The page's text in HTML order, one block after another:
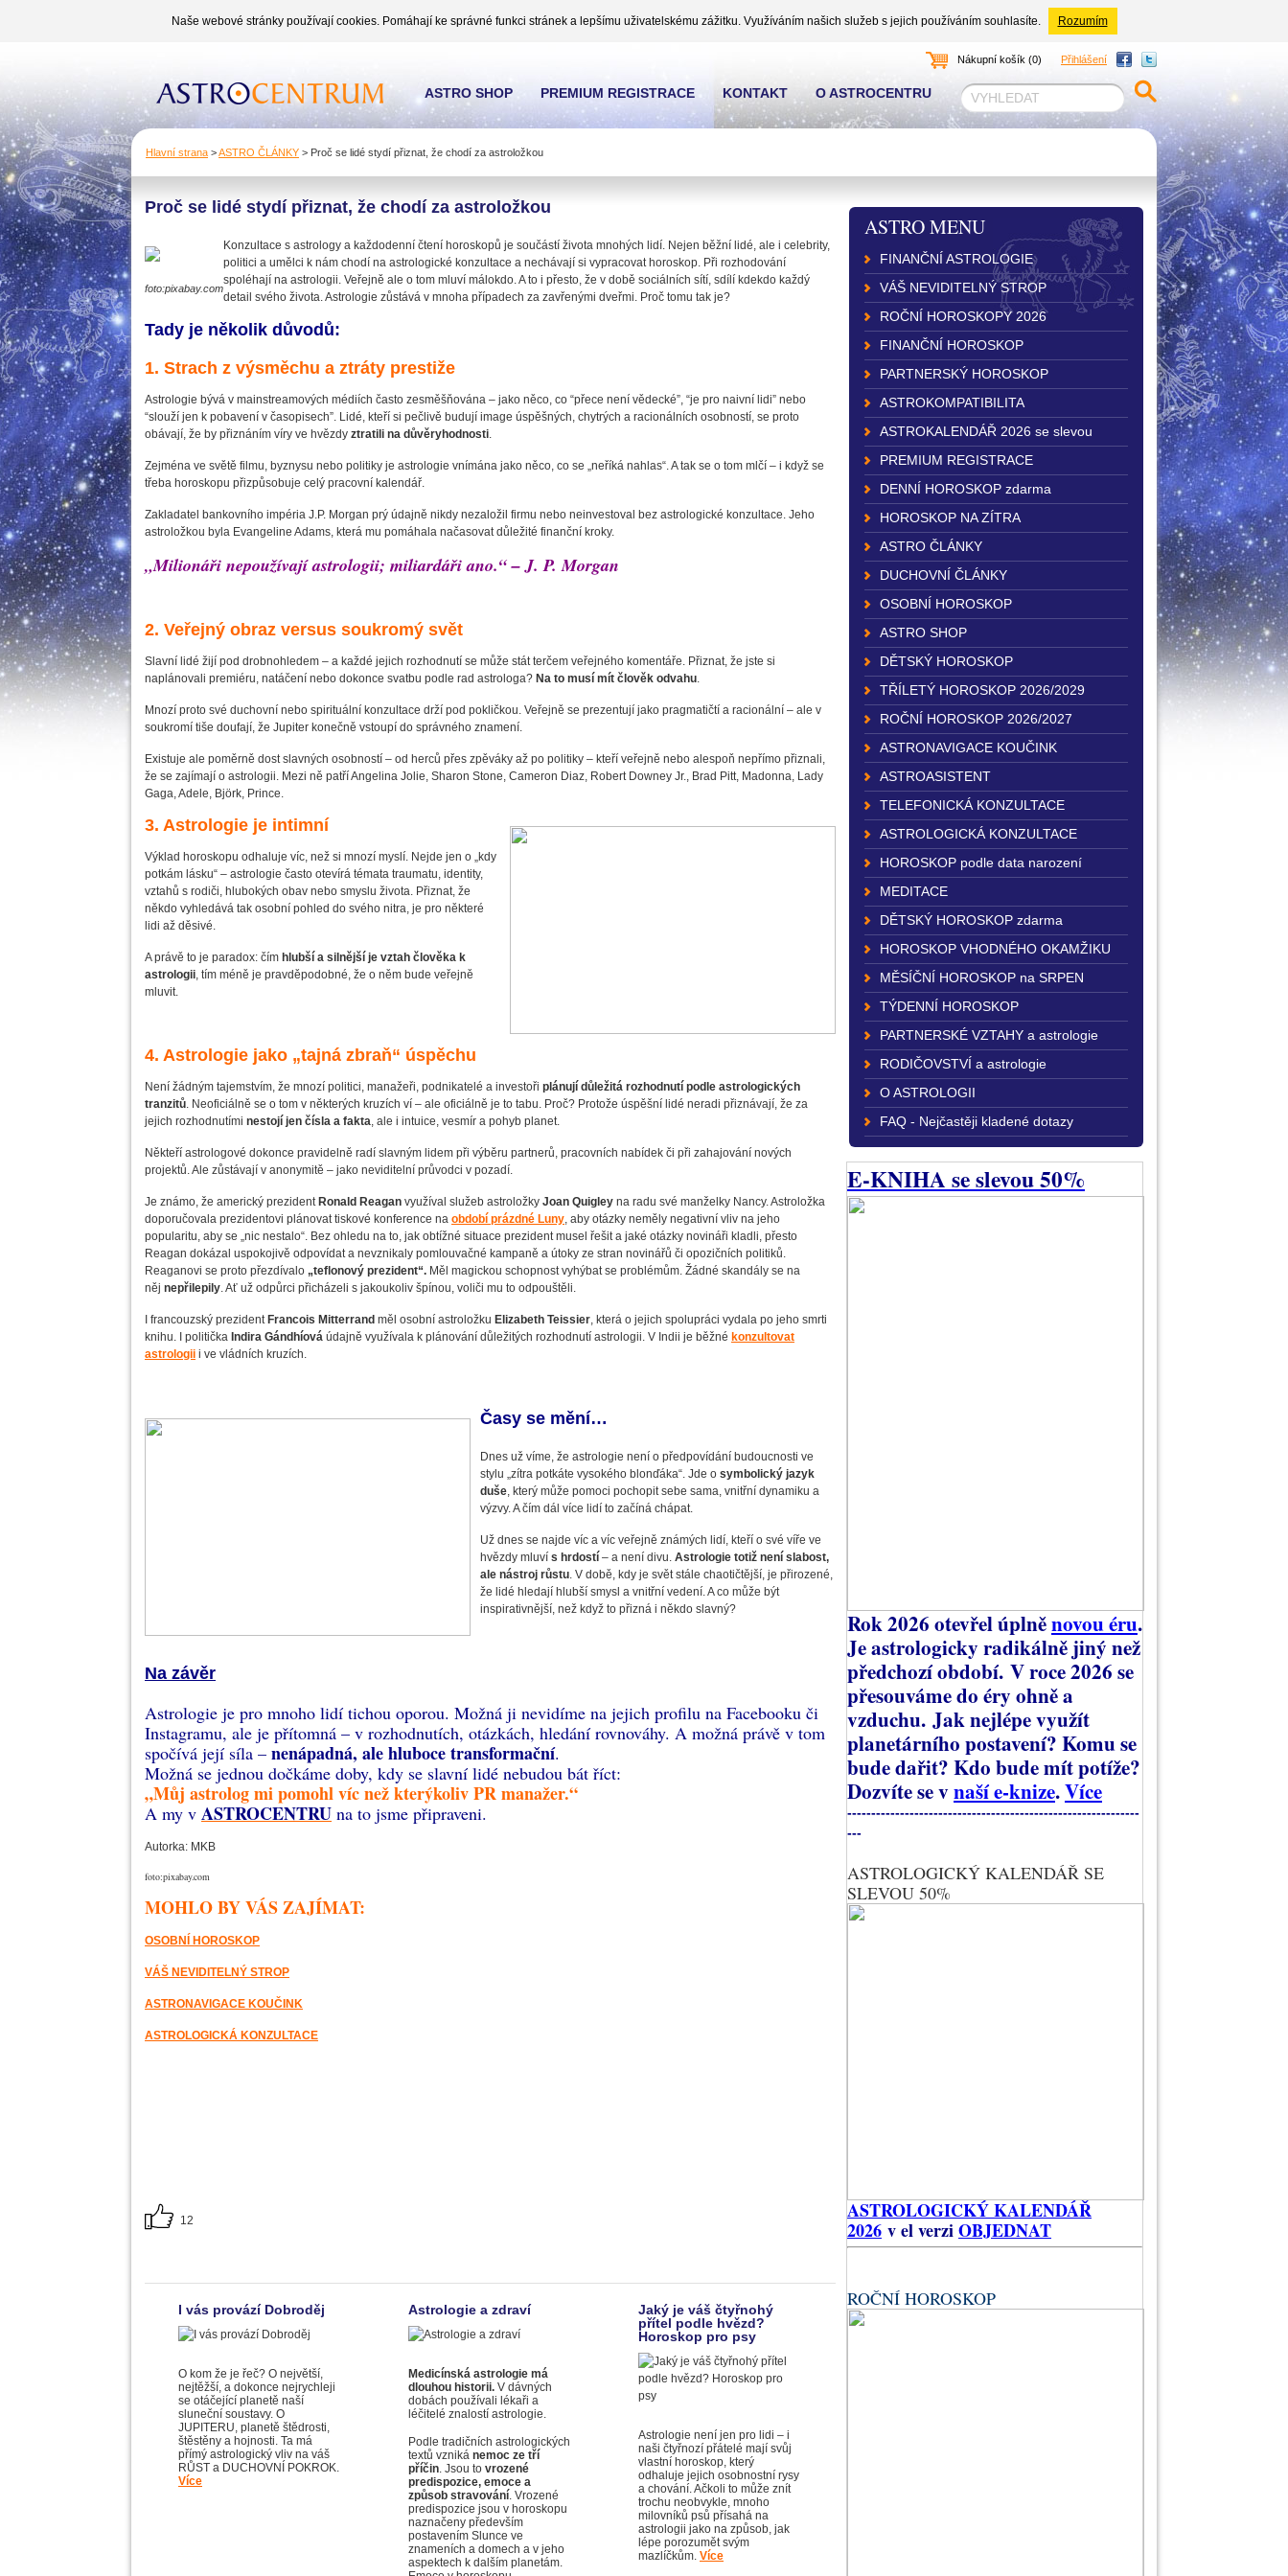
Naše webové stránky používají cookies. Pomáhají ke správné funkci stránek a lepšímu uživatelskému zážitku. Využíváním našich služeb s jejich používáním souhlasíte. Rozumím
Hlavní strana >ASTRO ČLÁNKY > Proč se lidé stydí přiznat, že chodí za astroložkou
Proč se lidé stydí přiznat, že chodí za astroložkou
foto:pixabay.com
Konzultace s astrology a každodenní čtení horoskopů je součástí života mnohých lidí. Nejen běžní lidé, ale i celebrity,
politici a umělci k nám chodí na astrologické konzultace a nechávají si vypracovat horoskop. Při rozhodování
spoléhají na astrologii. Veřejně ale o tom mluví málokdo. A to i přesto, že v době sociálních sítí, sdílí kdekdo každý
detail svého života. Astrologie zůstává v mnoha případech za zavřenými dveřmi. Proč tomu tak je?
Tady je několik důvodů:
1. Strach z výsměchu a ztráty prestiže
Astrologie bývá v mainstreamových médiích často zesměšňována – jako něco, co “přece není vědecké”, “je pro naivní lidi” nebo
“slouží jen k pobavení v časopisech”. Lidé, kteří si pečlivě budují image úspěšných, chytrých a racionálních osobností, se proto
obávají, že by přiznáním víry ve hvězdy ztratili na důvěryhodnosti.
Zejména ve světě filmu, byznysu nebo politiky je astrologie vnímána jako něco, co se „neříká nahlas“. A tak se o tom mlčí – i když se
třeba horoskopu přizpůsobuje celý pracovní kalendář.
Zakladatel bankovního impéria J.P. Morgan prý údajně nikdy nezaložil firmu nebo neinvestoval bez astrologické konzultace. Jeho
astroložkou byla Evangeline Adams, která mu pomáhala načasovat důležité finanční kroky.
„Milionáři nepoužívají astrologii; miliardáři ano.“ – J. P. Morgan
2. Veřejný obraz versus soukromý svět
Slavní lidé žijí pod drobnohledem – a každé jejich rozhodnutí se může stát terčem veřejného komentáře. Přiznat, že jste si
naplánovali premiéru, natáčení nebo dokonce svatbu podle rad astrologa? Na to musí mít člověk odvahu.
Mnozí proto své duchovní nebo spirituální konzultace drží pod pokličkou. Veřejně se prezentují jako pragmatičtí a racionální – ale v
soukromí tiše doufají, že Jupiter konečně vstoupí do správného znamení.
Existuje ale poměrně dost slavných osobností – od herců přes zpěváky až po politiky – kteří veřejně nebo alespoň nepřímo přiznali,
že se zajímají o astrologii. Mezi ně patří Angelina Jolie, Sharon Stone, Cameron Diaz, Robert Downey Jr., Brad Pitt, Madonna, Lady
Gaga, Adele, Björk, Prince.
3. Astrologie je intimní
Výklad horoskopu odhaluje víc, než si mnozí myslí. Nejde jen o „kdy
potkám lásku“ – astrologie často otevírá témata traumatu, identity,
vztahů s rodiči, hlubokých obav nebo smyslu života. Přiznat, že
někdo vyhledává tak osobní pohled do svého nitra, je pro některé
lidi až děsivé.
A právě to je paradox: čím hlubší a silnější je vztah člověka k
astrologii, tím méně je pravděpodobné, že o něm bude veřejně
mluvit.
4. Astrologie jako „tajná zbraň“ úspěchu
Není žádným tajemstvím, že mnozí politici, manažeři, podnikatelé a investoři plánují důležitá rozhodnutí podle astrologických
tranzitů. Neoficiálně se o tom v některých kruzích ví – ale oficiálně je to tabu. Proč? Protože úspěšní lidé neradi přiznávají, že za
jejich rozhodnutími nestojí jen čísla a fakta, ale i intuice, vesmír a pohyb planet.
Někteří astrologové dokonce pravidelně radí slavným lidem při výběru partnerů, pracovních nabídek či při zahajování nových
projektů. Ale zůstávají v anonymitě – jako neviditelní průvodci v pozadí.
Je známo, že americký prezident Ronald Reagan využíval služeb astroložky Joan Quigley na radu své manželky Nancy. Astroložka
doporučovala prezidentovi plánovat tiskové konference na období prázdné Luny, aby otázky neměly negativní vliv na jeho
popularitu, aby se „nic nestalo“. Bez ohledu na to, jak obtížné situace prezident musel řešit a jaké otázky novináři kladli, přesto
Reagan dokázal uspokojivě odpovídat a nevznikaly pomlouvačné kampaně a útoky ze stran novinářů či opozičních politiků.
Reaganovi se proto přezdívalo „teflonový prezident“. Měl magickou schopnost vyhýbat se problémům. Žádné skandály se na
něj nepřilepily. Ať už odpůrci přicházeli s jakoukoliv špínou, voliči mu to odpouštěli.
I francouzský prezident Francois Mitterrand měl osobní astroložku Elizabeth Teissier, která o jejich spolupráci vydala po jeho smrti
knihu. I politička Indira Gándhíová údajně využívala k plánování důležitých rozhodnutí astrologii. V Indii je běžné konzultovat
astrologii i ve vládních kruzích.
Časy se mění…
Dnes už víme, že astrologie není o předpovídání budoucnosti ve
stylu „zítra potkáte vysokého blonďáka“. Jde o symbolický jazyk
duše, který může pomoci pochopit sebe sama, vnitřní dynamiku a
výzvy. A čím dál více lidí to začíná chápat.
Už dnes se najde víc a víc veřejně známých lidí, kteří o své víře ve
hvězdy mluví s hrdostí – a není divu. Astrologie totiž není slabost,
ale nástroj růstu. V době, kdy je svět stále chaotičtější, je přirozené,
že lidé hledají hlubší smysl a vnitřní vedení. A co může být
inspirativnější, než když to přizná i někdo slavný?
Na závěr
Astrologie je pro mnoho lidí tichou oporou. Možná ji nevidíme na jejich profilu na Facebooku či
Instagramu, ale je přítomná – v rozhodnutích, otázkách, hledání rovnováhy. A možná právě v tom
spočívá její síla – nenápadná, ale hluboce transformační.
Možná se jednou dočkáme doby, kdy se slavní lidé nebudou bát říct:
„Můj astrolog mi pomohl víc než kterýkoliv PR manažer.“
A my v ASTROCENTRU na to jsme připraveni.
Autorka: MKB
foto:pixabay.com
MOHLO BY VÁS ZAJÍMAT:
OSOBNÍ HOROSKOP
VÁŠ NEVIDITELNÝ STROP
ASTRONAVIGACE KOUČINK
ASTROLOGICKÁ KONZULTACE
12
I vás provází Dobroděj
O kom že je řeč? O největší,
nejtěžší, a dokonce nejrychleji
se otáčející planetě naší
sluneční soustavy. O
JUPITERU, planetě štědrosti,
štěstěny a hojnosti. Ta má
přímý astrologický vliv na váš
RŮST a DUCHOVNÍ POKROK.
Více
Astrologie a zdraví
Medicínská astrologie má
dlouhou historii. V dávných
dobách používali lékaři a
léčitelé znalostí astrologie.
Podle tradičních astrologických
textů vzniká nemoc ze tří
příčin. Jsou to vrozené
predispozice, emoce a
způsob stravování. Vrozené
predispozice jsou v horoskopu
naznačeny především
postavením Slunce ve
znameních a domech a v jeho
aspektech k dalším planetám.
Jaký je váš čtyřnohý
přítel podle hvězd?
Horoskop pro psy
Astrologie není jen pro lidi – i
naši čtyřnozí přátelé mají svůj
vlastní horoskop, který
odhaluje jejich osobnostní rysy
a chování. Ačkoli to může znít
trochu neobvykle, mnoho
milovníků psů přísahá na
astrologii jako na způsob, jak
lépe porozumět svým
mazlíčkům. Více
ASTRO MENU
FINANČNÍ ASTROLOGIE
VÁŠ NEVIDITELNÝ STROP
ROČNÍ HOROSKOPY 2026
FINANČNÍ HOROSKOP
PARTNERSKÝ HOROSKOP
ASTROKOMPATIBILITA
ASTROKALENDÁŘ 2026 se slevou
PREMIUM REGISTRACE
DENNÍ HOROSKOP zdarma
HOROSKOP NA ZÍTRA
ASTRO ČLÁNKY
DUCHOVNÍ ČLÁNKY
OSOBNÍ HOROSKOP
ASTRO SHOP
DĚTSKÝ HOROSKOP
TŘÍLETÝ HOROSKOP 2026/2029
ROČNÍ HOROSKOP 2026/2027
ASTRONAVIGACE KOUČINK
ASTROASISTENT
TELEFONICKÁ KONZULTACE
ASTROLOGICKÁ KONZULTACE
HOROSKOP podle data narození
MEDITACE
DĚTSKÝ HOROSKOP zdarma
HOROSKOP VHODNÉHO OKAMŽIKU
MĚSÍČNÍ HOROSKOP na SRPEN
TÝDENNÍ HOROSKOP
PARTNERSKÉ VZTAHY a astrologie
RODIČOVSTVÍ a astrologie
O ASTROLOGII
FAQ - Nejčastěji kladené dotazy
E-KNIHA se slevou 50%
Rok 2026 otevřel úplněnovou éru.
Je astrologicky radikálně jiný než
předchozí období. V roce 2026 se
přesouváme do éry ohně a
vzduchu. Jak nejlépe využít
planetárního postavení? Komu se
bude dařit? Kdo bude mít potíže?
Dozvíte se vnaší e-knize.Více
-------------------------------------------------------------
---
ASTROLOGICKÝ KALENDÁŘ SE
SLEVOU 50%
ASTROLOGICKÝ KALENDÁŘ
2026 v el verziOBJEDNAT
ROČNÍ HOROSKOP
ASTRO SHOP PREMIUM REGISTRACE KONTAKT O ASTROCENTRU
Přihlášení
Nákupní košík (0)